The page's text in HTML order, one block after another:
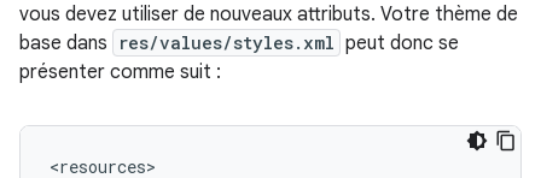
vous devez utiliser de nouveaux attributs. Votre thème de
base dans
res/values/styles.xml peut donc se
présenter comme suit :